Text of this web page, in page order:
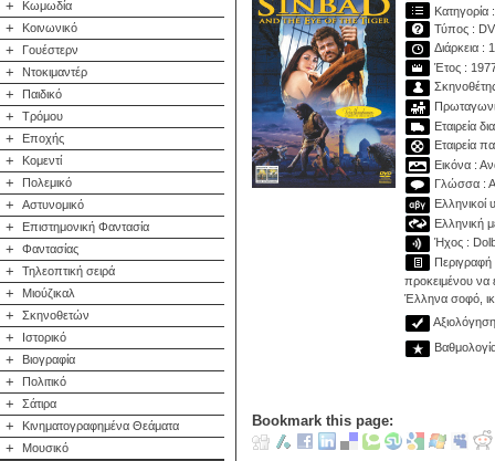
+ Κωμωδία
+ Κοινωνικό
+ Γουέστερν
+ Ντοκιμαντέρ
+ Παιδικό
+ Τρόμου
+ Εποχής
+ Κομεντί
+ Πολεμικό
+ Αστυνομικό
+ Επιστημονική Φαντασία
+ Φαντασίας
+ Τηλεοπτική σειρά
+ Μιούζικαλ
+ Σκηνοθετών
+ Ιστορικό
+ Βιογραφία
+ Πολιτικό
+ Σάτιρα
+ Κινηματογραφημένα Θεάματα
+ Μουσικό
Κατηγορία
Τύπος :
Διάρκεια :
Έτος :
Εταιρεία
Εταιρεία
Εικόνα :
Γλώσσα :
Ελληνικοί
Ελληνική
Ήχος :
Περιγραφή
προκειμένου να
Έλληνα σοφό,
Bookmark this page: